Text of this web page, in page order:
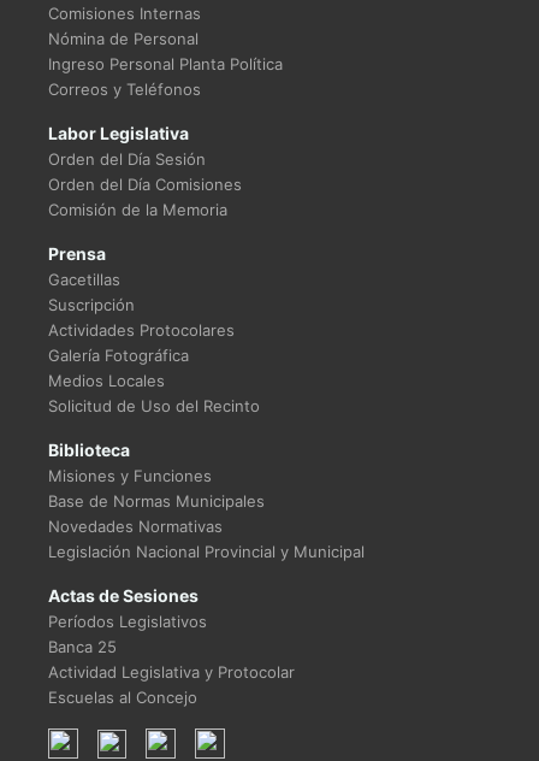
Comisiones Internas
Nómina de Personal
Ingreso Personal Planta Política
Correos y Teléfonos
Labor Legislativa
Orden del Día Sesión
Orden del Día Comisiones
Comisión de la Memoria
Prensa
Gacetillas
Suscripción
Actividades Protocolares
Galería Fotográfica
Medios Locales
Solicitud de Uso del Recinto
Biblioteca
Misiones y Funciones
Base de Normas Municipales
Novedades Normativas
Legislación Nacional Provincial y Municipal
Actas de Sesiones
Períodos Legislativos
Banca 25
Actividad Legislativa y Protocolar
Escuelas al Concejo